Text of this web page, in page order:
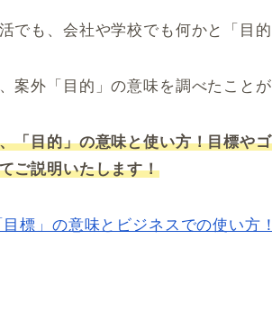
でも、会社や学校でも何かと「目
案外「目的」の意味を調べたこと
「目的」の意味と使い方！目標や
ご説明いたします！
目標」の意味とビジネスでの使い